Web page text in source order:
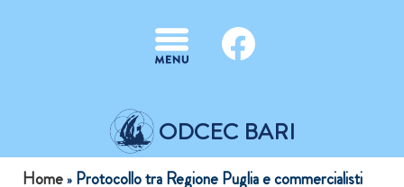
ODCEC BARI
Tu sei qui
Home » Protocollo tra Regione Puglia e commercialisti